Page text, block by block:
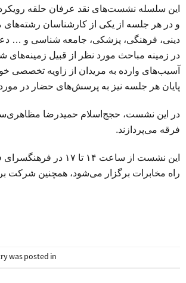
این سلسله نشست‌های نقد عرفان حلقه
و در هر جلسه از یکی از کارشناسان
دینی، فرهنگی، پزشکی، جامعه شناسی و …
در زمینه مباحث مورد نظر از قبیل
آسیب‌های وارده به مریدان از زاویه تخصصی خود
پایان هر جلسه نیز به پرسش‌های حضار در
در این نشست، حجج‌اسلام حمیدرضا
فرقه می‌پردازند.
این نشست از ساعت
راه مخابرات برگزار می‌شود، همچنین شرکت
was posted in